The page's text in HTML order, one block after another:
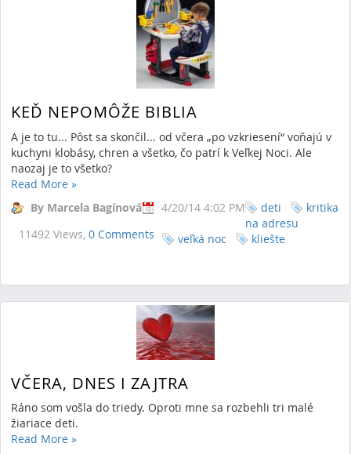
KEĎ NEPOMÔŽE BIBLIA
A je to tu... Pôst sa skončil... od včera „po vzkriesení“ voňajú v
kuchyni klobásy, chren a všetko, čo patrí k Veľkej Noci. Ale
naozaj je to všetko?
Read More »
By Marcela Bagínová
4/20/14 4:02 PM
11492 Views, 0 Comments
deti
kritika
na adresu
veľká noc
kliešte
VČERA, DNES I ZAJTRA
Ráno som vošla do triedy. Oproti mne sa rozbehli tri malé
žiariace deti.
Read More »